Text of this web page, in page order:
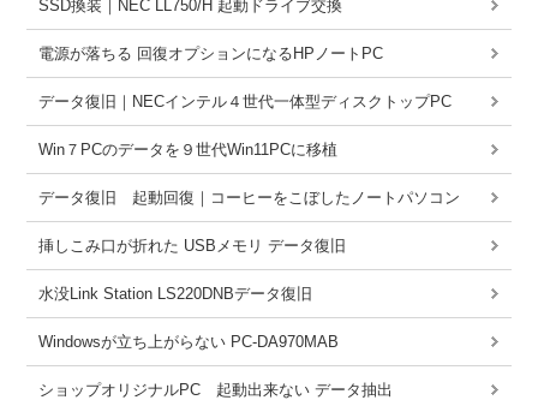
SSD換装｜NEC LL750/H 起動ドライブ交換
電源が落ちる 回復オプションになるHPノートPC
データ復旧｜NECインテル４世代一体型ディスクトップPC
Win７PCのデータを９世代Win11PCに移植
データ復旧 起動回復｜コーヒーをこぼしたノートパソコン
挿しこみ口が折れた USBメモリ データ復旧
水没Link Station LS220DNBデータ復旧
Windowsが立ち上がらない PC-DA970MAB
ショップオリジナルPC 起動出来ない データ抽出